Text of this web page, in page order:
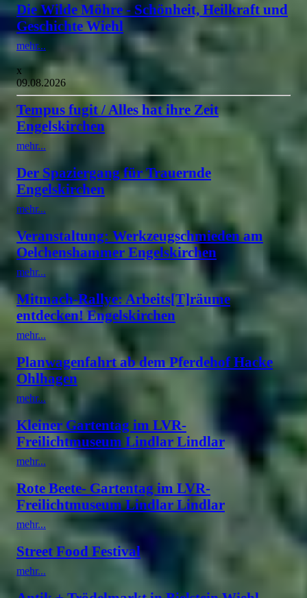
Die Wilde Möhre - Schönheit, Heilkraft und
Geschichte Wiehl
mehr...
x
09.08.2026
Tempus fugit / Alles hat ihre Zeit
Engelskirchen
mehr...
Der Spaziergang für Trauernde
Engelskirchen
mehr...
Veranstaltung: Werkzeugschmieden am
Oelchenshammer Engelskirchen
mehr...
Mitmach-Rallye: Arbeits[T]räume
entdecken! Engelskirchen
mehr...
Planwagenfahrt ab dem Pferdehof Hacke
Ohlhagen
mehr...
Kleiner Gartentag im LVR-
Freilichtmuseum Lindlar Lindlar
mehr...
Rote Beete- Gartentag im LVR-
Freilichtmuseum Lindlar Lindlar
mehr...
Street Food Festival
mehr...